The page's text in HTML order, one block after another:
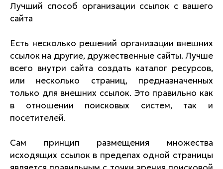
Лучший способ организации ссылок с вашего
сайта
Есть несколько решений организации внешних
ссылок на другие, дружественные сайты. Лучше
всего внутри сайта создать каталог ресурсов,
или несколько страниц, предназначенных
только для внешних ссылок. Это правильно как
в отношении поисковых систем, так и
посетителей.
Сам принцип размещения множества
исходящих ссылок в пределах одной страницы